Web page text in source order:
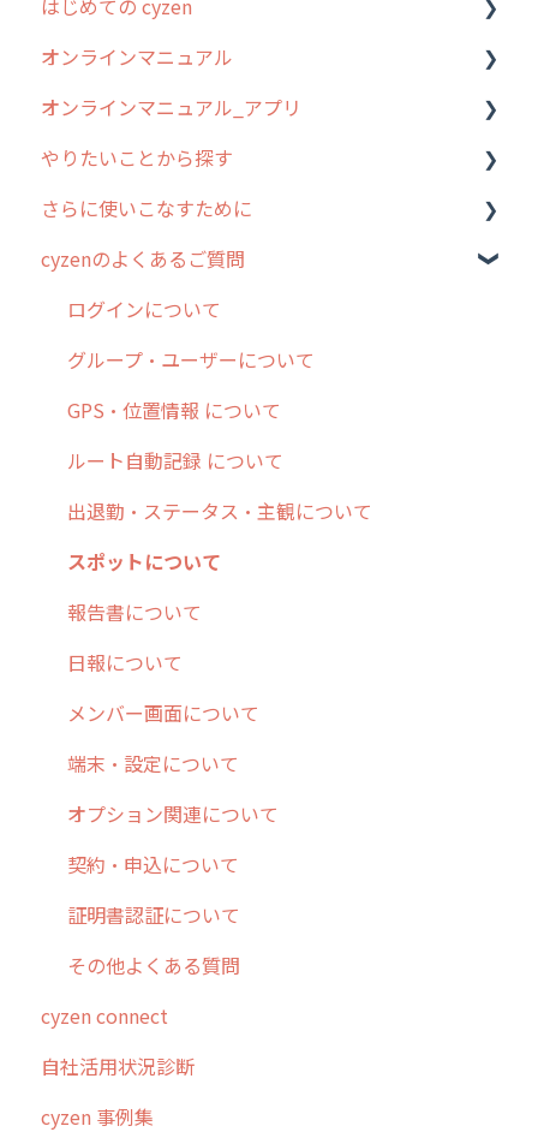
2019年までのリリース情報
お客様の声を実現しました
0. はじめてのcyzenの使い方
1. cyzenについて知ろう
2. 主要機能の概要
3. cyzenの位置情報取得について
4. cyzen利用前の準備：システム管理者編
5. 基本的な使い方：システム管理者編
6. 基本的な使い方：ユーザー編
7. 初心者向けよくある質問集
8. 用語集
9. もっと便利に利用するための設定
10.ユーザー向けおすすめの使い方
【業界業種別】cyzen設定方法
オンラインマニュアル
管理サイトの使い始め
ユーザー・グループ管理
行動管理
予定管理
スポット
ステータス・主観
報告書・行動種別
勤怠管理
活動通知
パフォーマンス
帳票出力
メッセージ・ファイル添付
商品
各種設定・その他
オンラインマニュアル_アプリ
アプリの使い始め
ホーム画面
スポット
報告閲覧
予定
日報
履歴
メンバー
メッセージ
パフォーマンス
外部リンク
お知らせ
設定
やりたいことから探す
行動管理
勤怠管理
予定管理
スポット
ステータス・主観
報告書・行動種別
ユーザー・グループ管理
メッセージ機能
活動通知
内線電話
商品
各種設定・ログイン
さらに使いこなすために
はじめに
スポット・ステータス関連オプション
交通費自動計算
安全走行支援
写真管理・高画質化
ダッシュボード（BI）・パフォーマンス
連携オプション
その他オプション
IP接続制限・端末認証設定
契約・その他
cyzenのよくあるご質問
ログインについて
グループ・ユーザーについて
GPS・位置情報 について
ルート自動記録 について
出退勤・ステータス・主観について
スポットについて
報告書について
日報について
メンバー画面について
端末・設定について
オプション関連について
契約・申込について
証明書認証について
その他よくある質問
cyzen connect
自社活用状況診断
cyzen 事例集